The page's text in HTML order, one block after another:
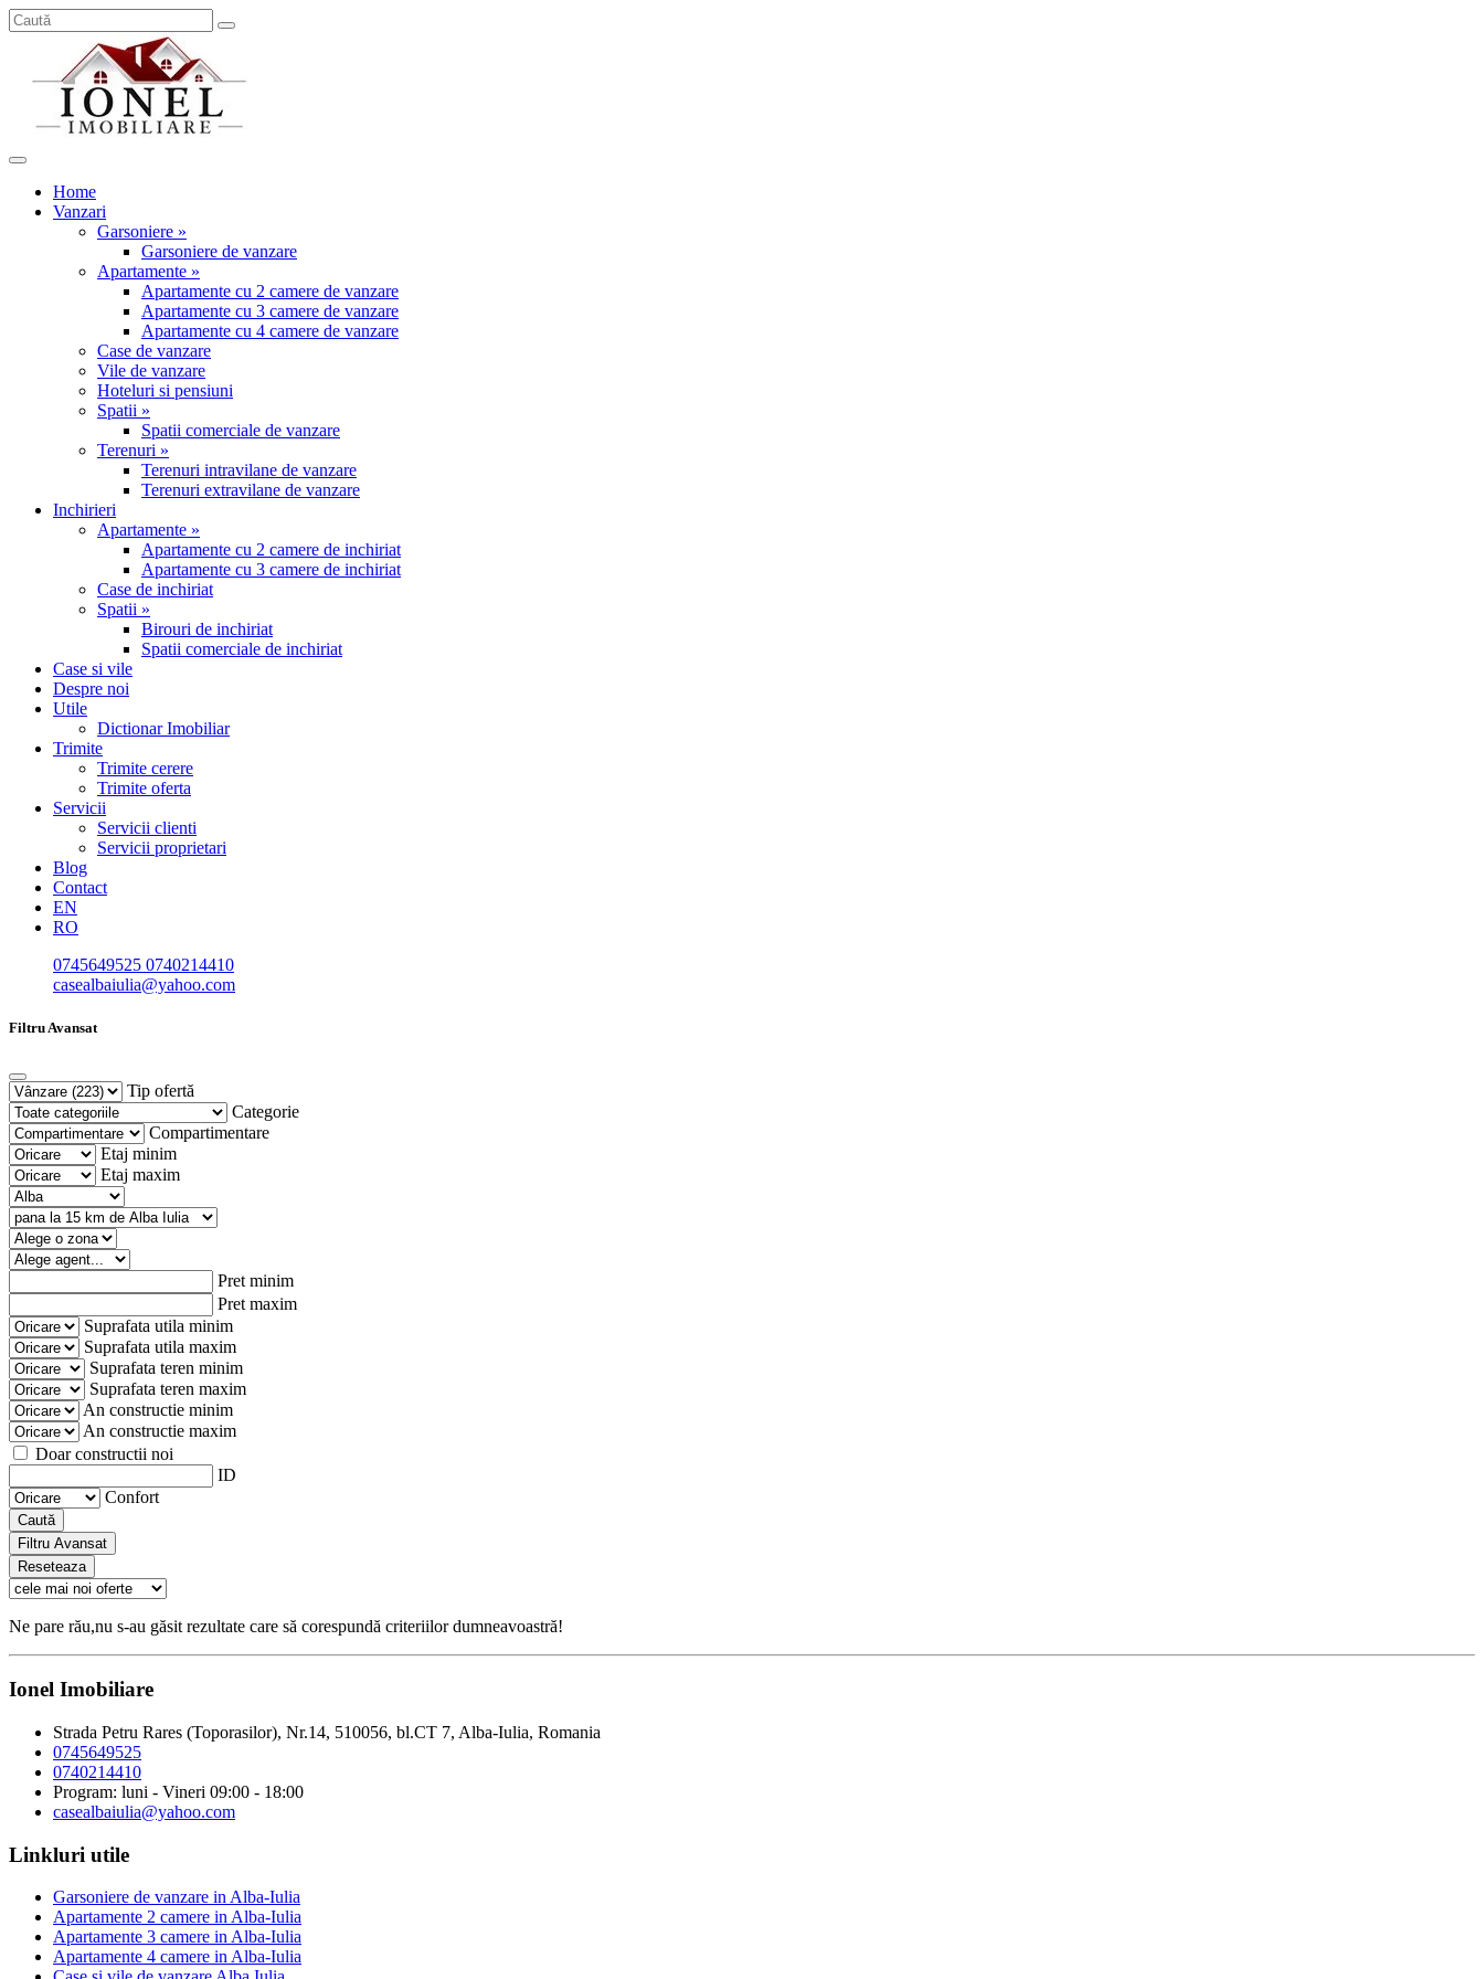
Home
Vanzari
Garsoniere »
Garsoniere de vanzare
Apartamente »
Apartamente cu 2 camere de vanzare
Apartamente cu 3 camere de vanzare
Apartamente cu 4 camere de vanzare
Case de vanzare
Vile de vanzare
Hoteluri si pensiuni
Spatii »
Spatii comerciale de vanzare
Terenuri »
Terenuri intravilane de vanzare
Terenuri extravilane de vanzare
Inchirieri
Apartamente »
Apartamente cu 2 camere de inchiriat
Apartamente cu 3 camere de inchiriat
Case de inchiriat
Spatii »
Birouri de inchiriat
Spatii comerciale de inchiriat
Case si vile
Despre noi
Utile
Dictionar Imobiliar
Trimite
Trimite cerere
Trimite oferta
Servicii
Servicii clienti
Servicii proprietari
Blog
Contact
EN
RO
0745649525 0740214410
casealbaiulia@yahoo.com
Filtru Avansat
Tip ofertă
Categorie
Compartimentare
Etaj minim
Etaj maxim
Pret minim
Pret maxim
Suprafata utila minim
Suprafata utila maxim
Suprafata teren minim
Suprafata teren maxim
An constructie minim
An constructie maxim
Doar constructii noi
ID
Confort
Caută
Filtru Avansat
Reseteaza
Ne pare rău,nu s-au găsit rezultate care să corespundă criteriilor dumneavoastră!
Ionel Imobiliare
Strada Petru Rares (Toporasilor), Nr.14, 510056, bl.CT 7, Alba-Iulia, Romania
0745649525
0740214410
Program: luni - Vineri 09:00 - 18:00
casealbaiulia@yahoo.com
Linkluri utile
Garsoniere de vanzare in Alba-Iulia
Apartamente 2 camere in Alba-Iulia
Apartamente 3 camere in Alba-Iulia
Apartamente 4 camere in Alba-Iulia